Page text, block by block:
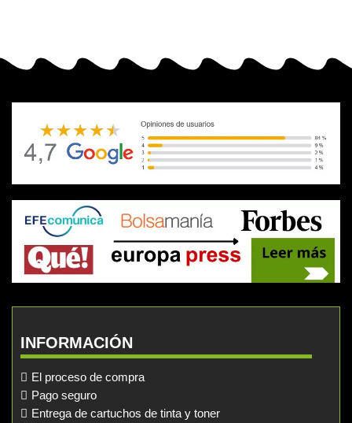
INFORMACIÓN
El proceso de compra
Pago seguro
Entrega de cartuchos de tinta y toner